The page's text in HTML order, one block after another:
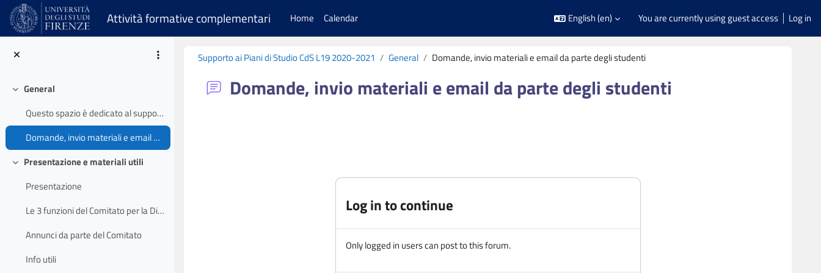
Skip to main content
Attività formative complementari Home Calendar English ‎(en)‎ You are currently using guest access Log in
Collapse
General
Questo spazio è dedicato al supporto agli studenti...
Domande, invio materiali e email da parte degli studenti
Collapse
Presentazione e materiali utili
Presentazione
Le 3 funzioni del Comitato per la Didattica
Annunci da parte del Comitato
Info utili
Supporto ai Piani di Studio CdS L19 2020-2021 General Domande, invio materiali e email da parte degli studenti
Domande, invio materiali e email da parte degli studenti
Log in to continue
Only logged in users can post to this forum.